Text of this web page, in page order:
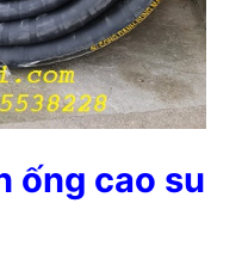
ống cao su